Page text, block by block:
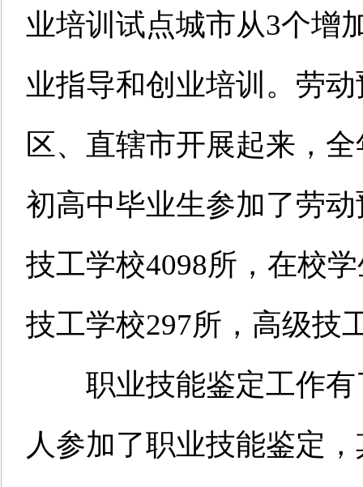
业培训试点城市从3个增
业指导和创业培训。劳
区、直辖市开展起来，
初高中毕业生参加了劳
技工学校4098所，在校
技工学校297所，高级技
职业技能鉴定工作有
人参加了职业技能鉴定